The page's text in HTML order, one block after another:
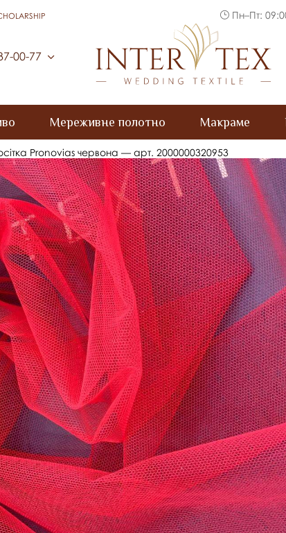
Пн–Пт:
00-77
Мереживне полотно Макраме
Pronovias червона — арт. 2000000320953